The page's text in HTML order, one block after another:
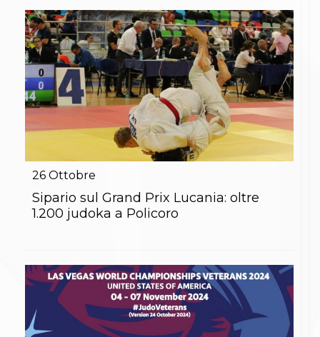
Gare e Risultati
Archivio eventi
Dove siamo
Media
Partners
Trasparenza
Judo
La disciplina
News
Attività Didattica
Gare e Risultati
Albi Federali
Lotta
La disciplina
News
Albi Federali
Karate
La disciplina
News
Gare e Risultati
26 Ottobre
Sipario sul Grand Prix Lucania: oltre
1.200 judoka a Policoro